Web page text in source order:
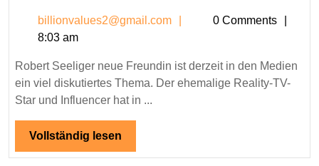
neue
–
Alles
über
sein
Liebesleben
und
billionvalues2@gmail.com
0 Comments
8:03 am
Robert Seeliger neue Freundin ist derzeit in den Medien
ein viel diskutiertes Thema. Der ehemalige Reality-TV-
Star und Influencer hat in ...
Vollständig lesen
lesen